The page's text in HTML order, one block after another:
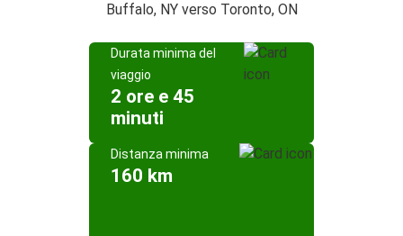
Buffalo, NY verso Toronto, ON
Durata minima del
viaggio
2 ore e 45
minuti
Distanza minima
160 km